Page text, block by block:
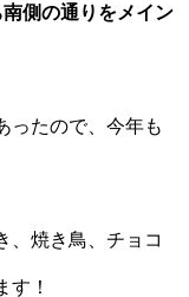
側の通りをメイン
ったので、今年も
、焼き鳥、チョコ
す！